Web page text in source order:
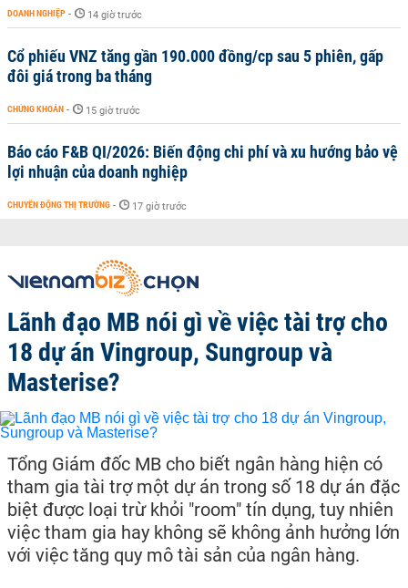
DOANH NGHIỆP - 14 giờ trước
Cổ phiếu VNZ tăng gần 190.000 đồng/cp sau 5 phiên, gấp
đôi giá trong ba tháng
CHỨNG KHOÁN - 15 giờ trước
Báo cáo F&B QI/2026: Biến động chi phí và xu hướng bảo vệ
lợi nhuận của doanh nghiệp
CHUYỂN ĐỘNG THỊ TRƯỜNG - 17 giờ trước
Lãnh đạo MB nói gì về việc tài trợ cho
18 dự án Vingroup, Sungroup và
Masterise?
Tổng Giám đốc MB cho biết ngân hàng hiện có
tham gia tài trợ một dự án trong số 18 dự án đặc
biệt được loại trừ khỏi "room" tín dụng, tuy nhiên
việc tham gia hay không sẽ không ảnh hưởng lớn
với việc tăng quy mô tài sản của ngân hàng.